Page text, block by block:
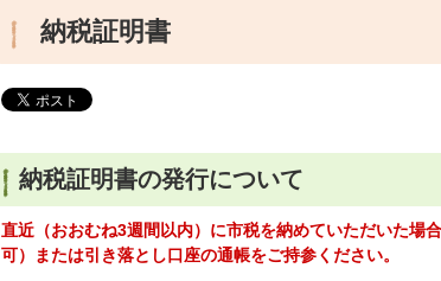
納税証明書
納税証明書の発行について
直近（おおむね3週間以内）に市税を納めていただいた場
可）または引き落とし口座の通帳をご持参ください。